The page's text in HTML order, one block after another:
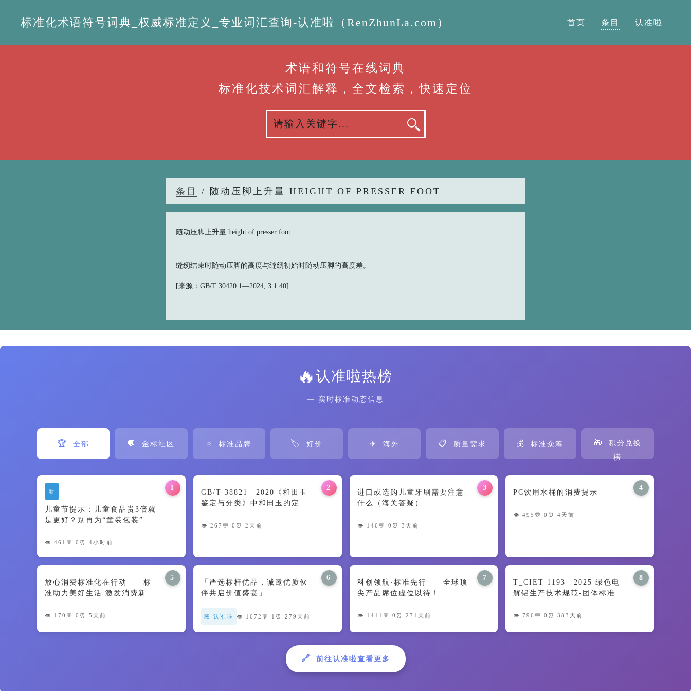
标准化术语符号词典_权威标准定义_专业词汇查询-认准啦（RenZhunLa.com） 首页 条目 认准啦
术语和符号在线词典
标准化技术词汇解释，全文检索，快速定位
条目 / 随动压脚上升量 HEIGHT OF PRESSER FOOT
随动压脚上升量 height of presser foot
缝纫结束时随动压脚的高度与缝纫初始时随动压脚的高度差。
[来源：GB/T 30420.1—2024, 3.1.40]
🔥认准啦热榜
— 实时标准动态信息
🏆 全部 💬 金标社区 ⭐ 标准品牌 🏷️ 好价 ✈️ 海外 📋 质量需求 💰 标准众筹 🎁
积分兑换
榜
1
新
儿童节提示：儿童食品贵3倍就
是更好？别再为“童装包装”交
👁️ 461 💬 0 ⏰ 4小时前
2
GB/T 38821—2020《和田玉
鉴定与分类》中和田玉的定义
👁️ 267 💬 0 ⏰ 2天前
3
进口或选购儿童牙刷需要注意
什么（海关答疑）
👁️ 146 💬 0 ⏰ 3天前
4
PC饮用水桶的消费提示
👁️ 495 💬 0 ⏰ 4天前
5
放心消费标准化在行动——标
准助力美好生活 激发消费新动
👁️ 170 💬 0 ⏰ 5天前
6
「严选标杆优品，诚邀优质伙
伴共启价值盛宴」
🏪 认准啦 👁️ 1672 💬 1 ⏰ 279天前
7
科创领航·标准先行——全球顶
尖产品席位虚位以待！
👁️ 1411 💬 0 ⏰ 271天前
8
T_CIET 1193—2025 绿色电
解铝生产技术规范-团体标准
👁️ 796 💬 0 ⏰ 383天前
🔗 前往认准啦查看更多